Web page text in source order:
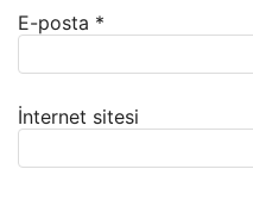
E-posta *
İnternet sitesi